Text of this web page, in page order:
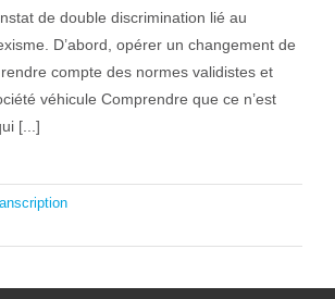
de double discrimination lié au
D’abord, opérer un changement de
compte des normes validistes et
véhicule Comprendre que ce n’est
[...]